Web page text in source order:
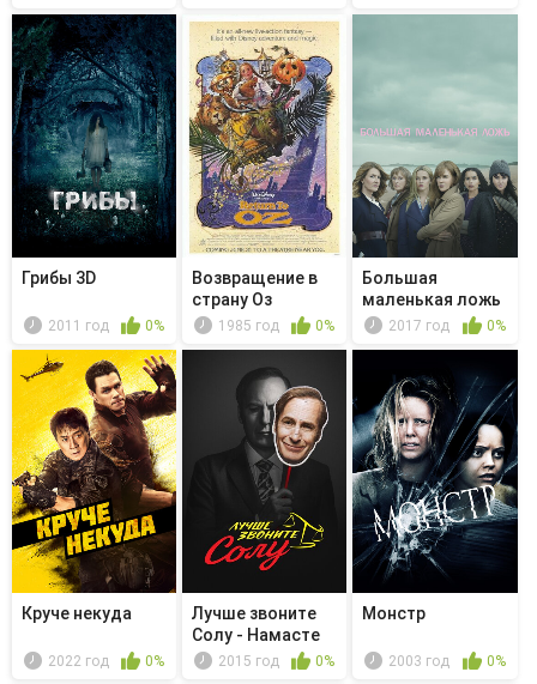
Грибы 3D
2011 год 0%
Возвращение в
страну Оз
1985 год 0%
Большая
маленькая ложь
- Кто-то умер
2017 год 0%
Круче некуда
2022 год 0%
Лучше звоните
Солу - Намасте
2015 год 0%
Монстр
2003 год 0%